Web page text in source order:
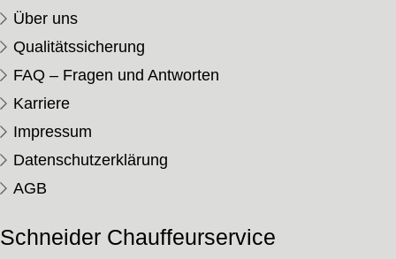
Über uns
Qualitätssicherung
FAQ – Fragen und Antworten
Karriere
Impressum
Datenschutzerklärung
AGB
Schneider Chauffeurservice